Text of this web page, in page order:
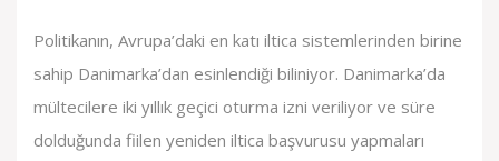
Politikanın, Avrupa’daki en katı iltica sistemlerinden birine
sahip Danimarka’dan esinlendiği biliniyor. Danimarka’da
mültecilere iki yıllık geçici oturma izni veriliyor ve süre
dolduğunda fiilen yeniden iltica başvurusu yapmaları